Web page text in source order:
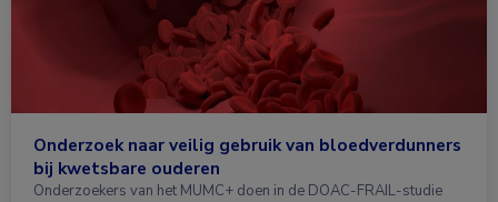
Onderzoek naar veilig gebruik van bloedverdunners
bij kwetsbare ouderen
Onderzoekers van het MUMC+ doen in de DOAC-FRAIL-studie